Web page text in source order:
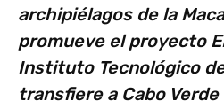
archipiélagos de la
promueve el proyecto
Instituto Tecnológico
transfiere a Cabo